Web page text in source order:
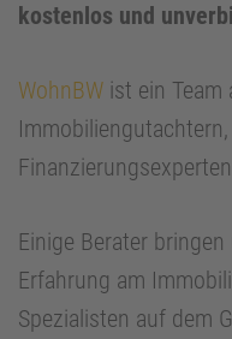
kostenlos und
WohnBW ist ein Team
Einige Berater
Erfahrung am
Spezialisten auf dem